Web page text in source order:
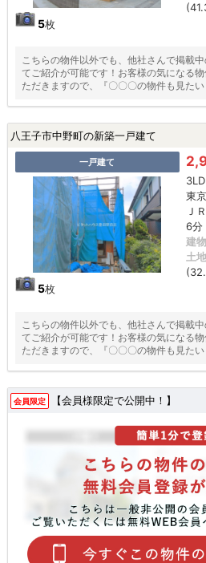
5枚
こちらの物件以外でも、他社さんで掲載
てご紹介が可能です！お客様の気になる
ただきますので、『〇〇〇の物件も見た
八王子市中野町の新築一戸建て
一戸建て
5枚
東
Ｊ
6分
建
土
こちらの物件以外でも、他社さんで掲載
てご紹介が可能です！お客様の気になる
ただきますので、『〇〇〇の物件も見た
会員限定 【会員様限定で公開中！】